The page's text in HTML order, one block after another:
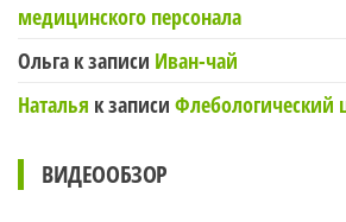
медицинского персонала
Ольга к записи Иван-чай
Наталья к записи Флебологический
ВИДЕООБЗОР